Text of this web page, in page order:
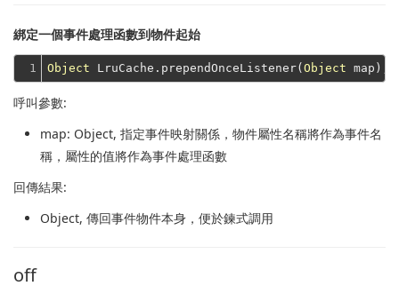
綁定一個事件處理函數到物件起始
1 Object LruCache.prependOnceListener( Object
呼叫參數:
map: Object, 指定事件映射關係，物件屬性名稱將作為事件名
稱，屬性的值將作為事件處理函數
回傳結果:
Object, 傳回事件物件本身，便於鍊式調用
off